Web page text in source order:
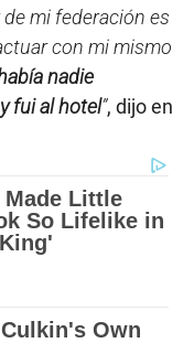
de mi federación es
con mi mismo
nadie
fui al hotel”, dijo en